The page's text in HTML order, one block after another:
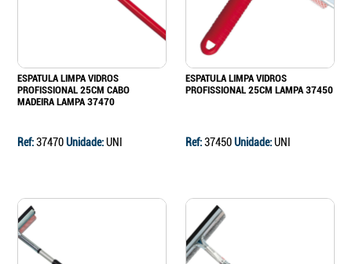
ESPATULA LIMPA VIDROS
PROFISSIONAL 25CM CABO
MADEIRA LAMPA 37470
Ref:37470Unidade:UNI
ESPATULA LIMPA VIDROS
PROFISSIONAL 25CM LAMPA 37450
Ref:37450Unidade:UNI